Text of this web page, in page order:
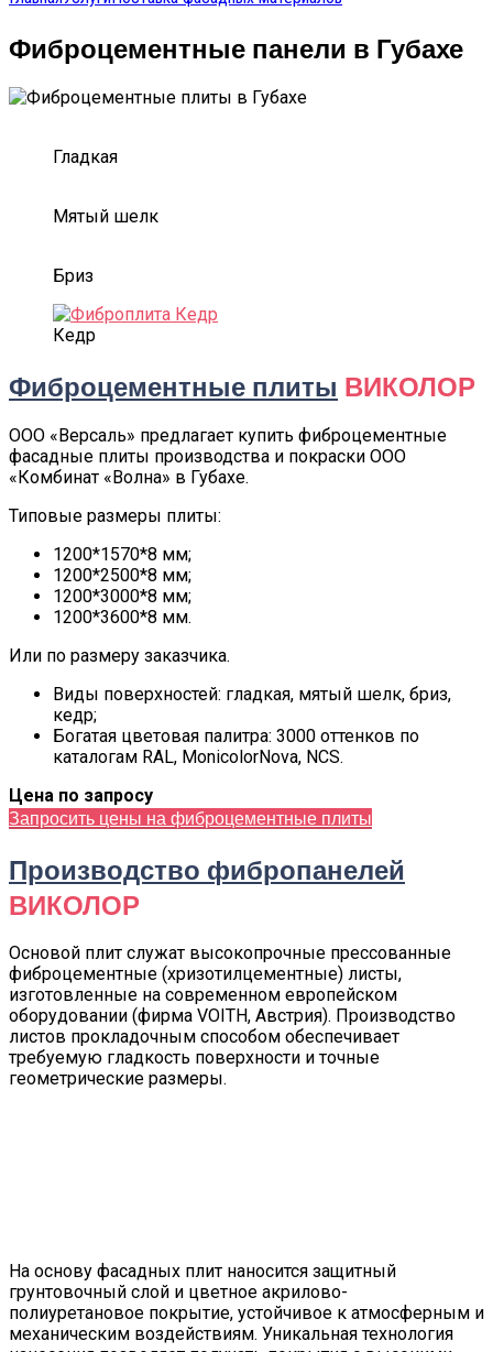
Фиброцементные панели в Губахе
Гладкая
Мятый шелк
Бриз
Кедр
Фиброцементные плиты ВИКОЛОР
ООО «Версаль» предлагает купить фиброцементные
фасадные плиты производства и покраски ООО
«Комбинат «Волна» в Губахе.
Типовые размеры плиты:
1200*1570*8 мм;
1200*2500*8 мм;
1200*3000*8 мм;
1200*3600*8 мм.
Или по размеру заказчика.
Виды поверхностей: гладкая, мятый шелк, бриз,
кедр;
Богатая цветовая палитра: 3000 оттенков по
каталогам RAL, MonicolorNova, NCS.
Цена по запросу
Запросить цены на фиброцементные плиты
Производство фибропанелей
ВИКОЛОР
Основой плит служат высокопрочные прессованные
фиброцементные (хризотилцементные) листы,
изготовленные на современном европейском
оборудовании (фирма VOITH, Австрия). Производство
листов прокладочным способом обеспечивает
требуемую гладкость поверхности и точные
геометрические размеры.
На основу фасадных плит наносится защитный
грунтовочный слой и цветное акрилово-
полиуретановое покрытие, устойчивое к атмосферным и
механическим воздействиям. Уникальная технология